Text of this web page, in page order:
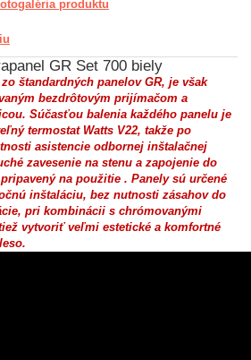
produktu
GR Set 700 biely
štandardných panelov GR, je však
bezdrôtovým prijímačom a
Súčasťou balenia každého panelu je
termostat Watts V22, takže po
asistencie odbornej inštalačnej
zavesenie na stenu a zapojenie do
na použitie . Panely sú určené
inštaláciu, bez nutnosti zásahov do
pri kombinácii s chrómovanými
vytvoriť veľmi estetické a komfortné